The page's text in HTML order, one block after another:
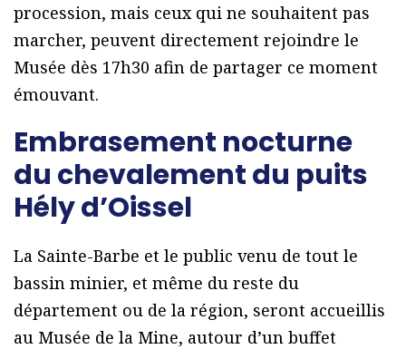
procession, mais ceux qui ne souhaitent pas
marcher, peuvent directement rejoindre le
Musée dès 17h30 afin de partager ce moment
émouvant.
Embrasement nocturne
du chevalement du puits
Hély d’Oissel
La Sainte-Barbe et le public venu de tout le
bassin minier, et même du reste du
département ou de la région, seront accueillis
au Musée de la Mine, autour d’un buffet